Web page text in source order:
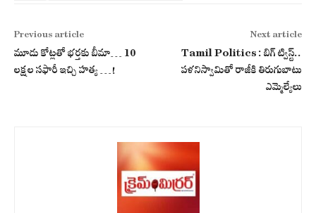
Previous article
మూడు కోట్లతో భర్తకు బీమా… 10
లక్షల సఫారీ ఇచ్చి హత్య …!
Next article
Tamil Politics : బిగ్‌ ట్విస్ట్‌..
పళనిస్వామితో రాజీకి తిరుగుబాటు
ఎమ్మెల్యేలు